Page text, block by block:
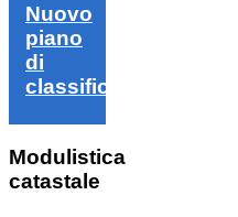
Nuovo
piano
di
classifica
Modulistica
catastale